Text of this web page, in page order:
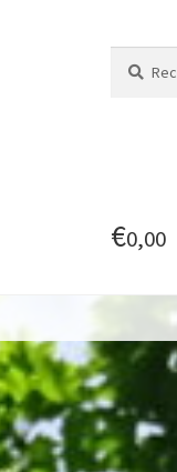
pour :
€0,00